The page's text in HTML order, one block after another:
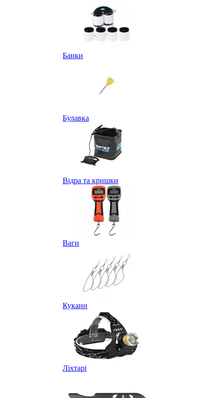
Банки
Булавка
Відра та кришки
Ваги
Кукани
Ліхтарі